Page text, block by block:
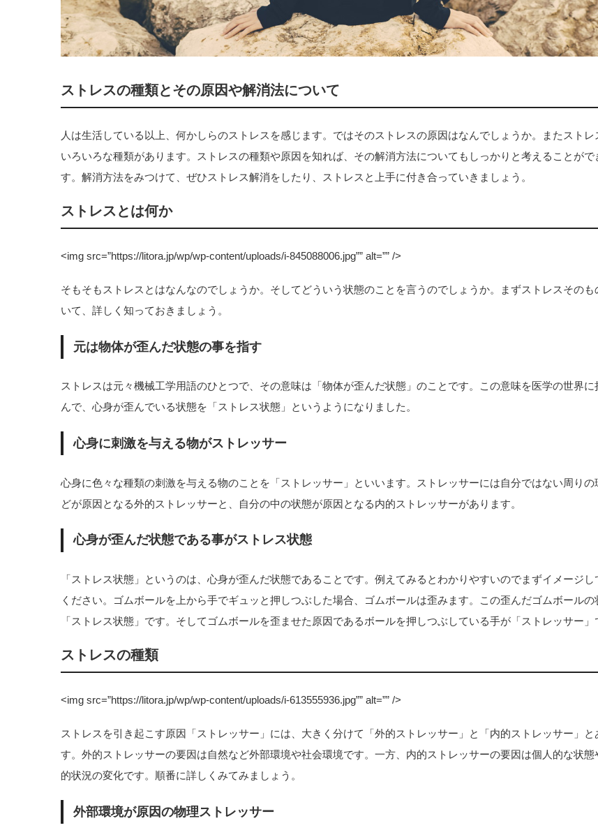
ストレスの種類とその原因や解消法について
人は生活している以上、何かしらのストレスを感じます。ではそのストレスの原因はなんでしょうか。またストレ
いろいろな種類があります。ストレスの種類や原因を知れば、その解消方法についてもしっかりと考えることがで
す。解消方法をみつけて、ぜひストレス解消をしたり、ストレスと上手に付き合っていきましょう。
ストレスとは何か
<img src=”https://litora.jp/wp/wp-content/uploads/i-845088006.jpg”” alt=”” />
そもそもストレスとはなんなのでしょうか。そしてどういう状態のことを言うのでしょうか。まずストレスそのも
いて、詳しく知っておきましょう。
元は物体が歪んだ状態の事を指す
ストレスは元々機械工学用語のひとつで、その意味は「物体が歪んだ状態」のことです。この意味を医学の世界に
んで、心身が歪んでいる状態を「ストレス状態」というようになりました。
心身に刺激を与える物がストレッサー
心身に色々な種類の刺激を与える物のことを「ストレッサー」といいます。ストレッサーには自分ではない周りの
どが原因となる外的ストレッサーと、自分の中の状態が原因となる内的ストレッサーがあります。
心身が歪んだ状態である事がストレス状態
「ストレス状態」というのは、心身が歪んだ状態であることです。例えてみるとわかりやすいのでまずイメージし
ください。ゴムボールを上から手でギュッと押しつぶした場合、ゴムボールは歪みます。この歪んだゴムボールの
「ストレス状態」です。そしてゴムボールを歪ませた原因であるボールを押しつぶしている手が「ストレッサー」
ストレスの種類
<img src=”https://litora.jp/wp/wp-content/uploads/i-613555936.jpg”” alt=”” />
ストレスを引き起こす原因「ストレッサー」には、大きく分けて「外的ストレッサー」と「内的ストレッサー」と
す。外的ストレッサーの要因は自然など外部環境や社会環境です。一方、内的ストレッサーの要因は個人的な状態
的状況の変化です。順番に詳しくみてみましょう。
外部環境が原因の物理ストレッサー